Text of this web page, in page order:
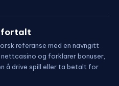
fortalt
referanse med en navngitt
og forklarer bonuser,
å drive spill eller ta betalt for